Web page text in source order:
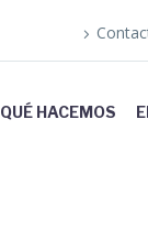
QUÉ HACEMOS